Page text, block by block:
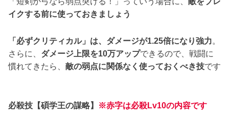
イクする前に使っておきましょう
「必ずクリティカル」は、ダメージが1.25倍になり強力。
さらに、 ダメージ上限を10万アップできるので、戦闘に
慣れてきたら、 敵の弱点に関係なく使っておくべき技です
必殺技【碩学王の謀略】 ※赤字は必殺Lv10の内容です